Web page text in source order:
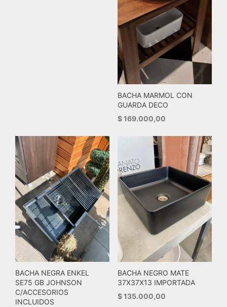
BACHA MARMOL CON
GUARDA DECO
$169.000,00
BACHA NEGRA ENKEL
SE75 GB JOHNSON
C/ACCESORIOS
INCLUIDOS
BACHA NEGRO MATE
37X37X13 IMPORTADA
$135.000,00